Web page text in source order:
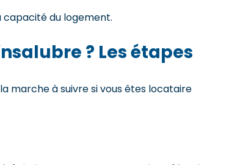
capacité du logement.
? Les étapes
marche à suivre si vous êtes locataire